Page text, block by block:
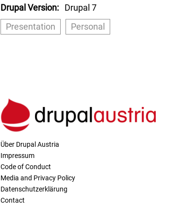
Drupal Version
Drupal 7
Presentation
Personal
Über Drupal Austria
Impressum
Code of Conduct
Media and Privacy Policy
Datenschutzerklärung
Contact